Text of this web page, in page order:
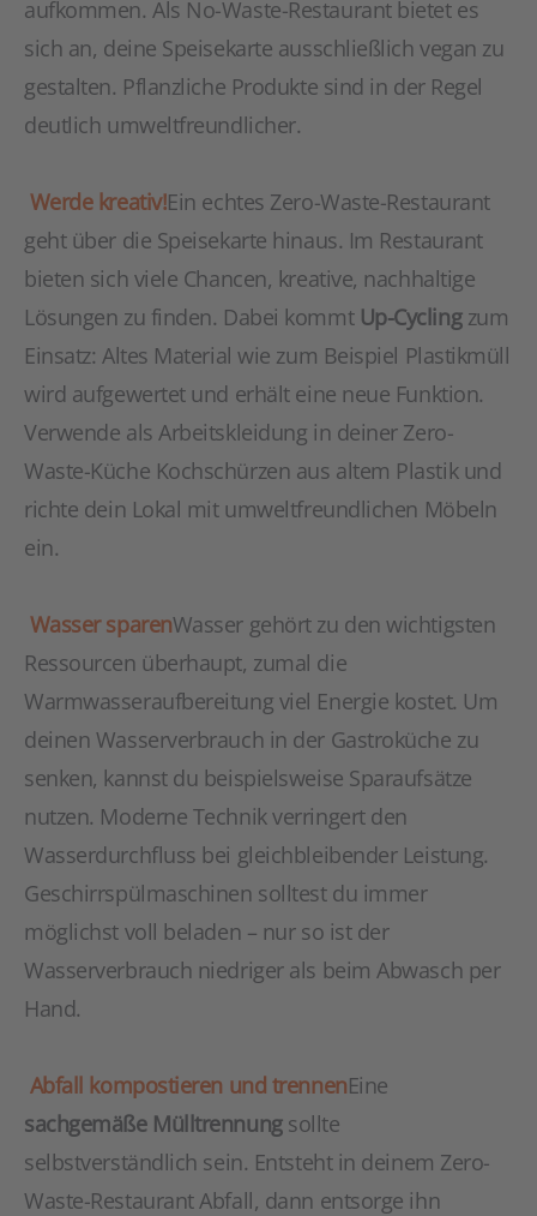
aufkommen. Als No-Waste-Restaurant bietet es
sich an, deine Speisekarte ausschließlich vegan zu
gestalten. Pflanzliche Produkte sind in der Regel
deutlich umweltfreundlicher.
Werde kreativ!Ein echtes Zero-Waste-Restaurant
geht über die Speisekarte hinaus. Im Restaurant
bieten sich viele Chancen, kreative, nachhaltige
Lösungen zu finden. Dabei kommt Up-Cyclingzum
Einsatz: Altes Material wie zum Beispiel Plastikmüll
wird aufgewertet und erhält eine neue Funktion.
Verwende als Arbeitskleidung in deiner Zero-
Waste-Küche Kochschürzen aus altem Plastik und
richte dein Lokal mit umweltfreundlichen Möbeln
ein.
Wasser sparenWasser gehört zu den wichtigsten
Ressourcen überhaupt, zumal die
Warmwasseraufbereitung viel Energie kostet. Um
deinen Wasserverbrauch in der Gastroküche zu
senken, kannst du beispielsweise Sparaufsätze
nutzen. Moderne Technik verringert den
Wasserdurchfluss bei gleichbleibender Leistung.
Geschirrspülmaschinen solltest du immer
möglichst voll beladen – nur so ist der
Wasserverbrauch niedriger als beim Abwasch per
Hand.
Abfall kompostieren und trennenEine
sachgemäße Mülltrennungsollte
selbstverständlich sein. Entsteht in deinem Zero-
Waste-Restaurant Abfall, dann entsorge ihn